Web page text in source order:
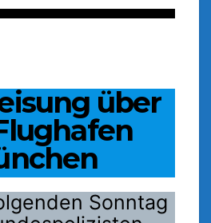
über
Sonntag